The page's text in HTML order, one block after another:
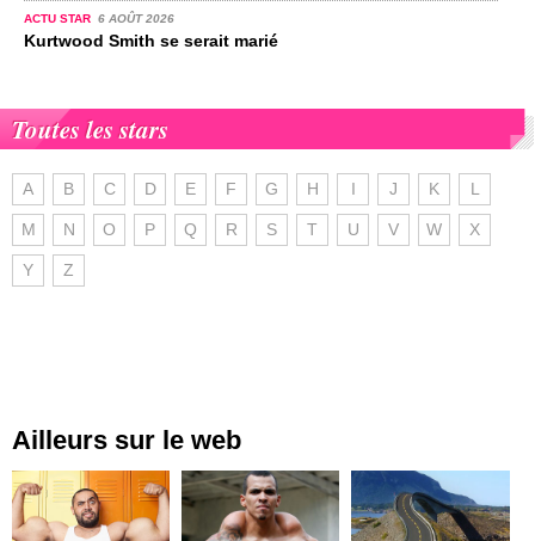
ACTU STAR 6 AOÛT 2026
Kurtwood Smith se serait marié
Toutes les stars
A B C D E F G H I J K L
M N O P Q R S T U V W X
Y Z
Ailleurs sur le web